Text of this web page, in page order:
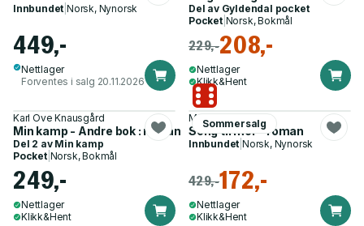
Innbundet |Norsk, Nynorsk
449,-
Nettlager
Forventes i salg 20.11.2026
Del av Gyldendal pocket
Pocket| Norsk, Bokmål
229,-208,-
Nettlager
Klikk&Hent
Karl Ove Knausgård
Min kamp - Andre bok : roman
Del 2 av Min kamp
Pocket| Norsk, Bokmål
249,-
Nettlager
Klikk&Hent
Sommersalg
Margreth Olin
Song til mor - roman
Innbundet |Norsk, Nynorsk
429,-172,-
Nettlager
Klikk&Hent